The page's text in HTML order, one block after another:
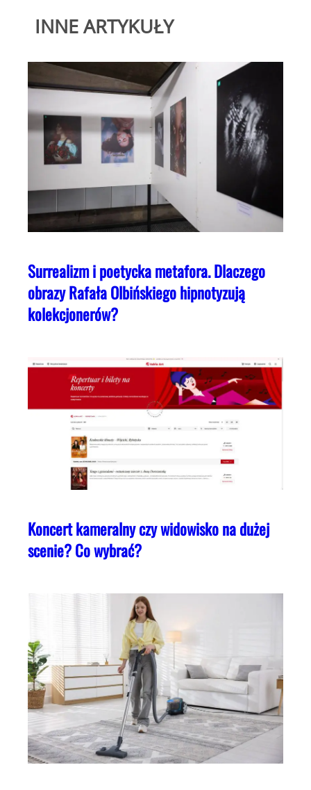
INNE ARTYKUŁY
Surrealizm i poetycka metafora. Dlaczego
obrazy Rafała Olbińskiego hipnotyzują
kolekcjonerów?
Koncert kameralny czy widowisko na dużej
scenie? Co wybrać?